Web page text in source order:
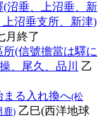
沼垂、上沼垂、新
沼垂支所、新津)
月終了
(信號擔當は驛に
、尾久、品川
乙
る入れ換へ(松
鹿) 乙巳(西洋地球